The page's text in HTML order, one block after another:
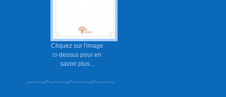
Cliquez sur l'image
ci-dessus pour en
savoir plus...